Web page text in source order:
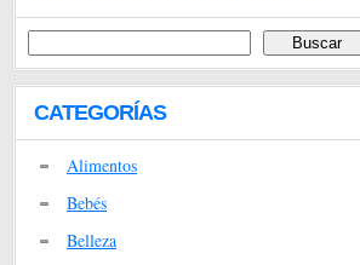
CATEGORÍAS
Alimentos
Bebés
Belleza